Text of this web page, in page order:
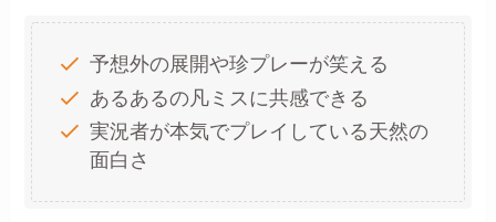
予想外の展開や珍プレーが笑える
あるあるの凡ミスに共感できる
実況者が本気でプレイしている天然の
面白さ